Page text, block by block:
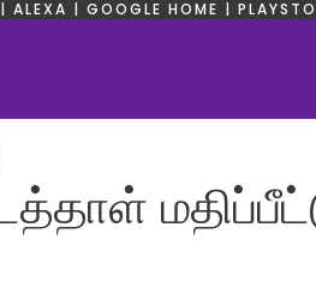
| GOOGLE HOME |